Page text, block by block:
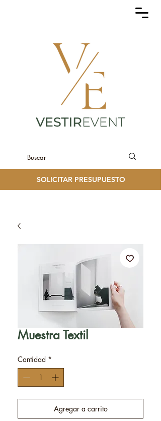
SOLICITAR PRESUPUESTO
Muestra Textil
Cantidad *
Agregar a carrito